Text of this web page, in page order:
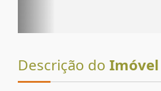
Descrição do Imóvel